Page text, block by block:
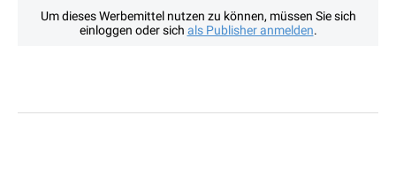
Um dieses Werbemittel nutzen zu können, müssen Sie sich
einloggen oder sich als Publisher anmelden.